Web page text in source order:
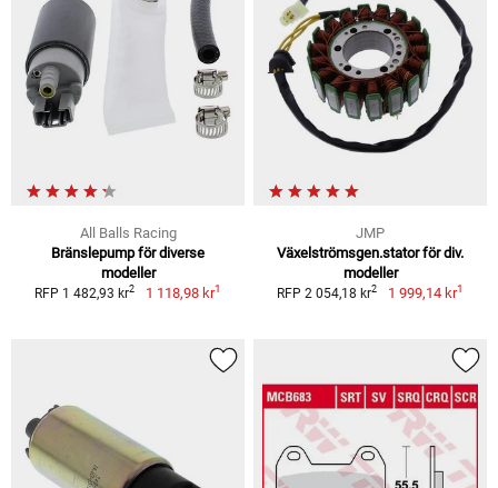
All Balls Racing
Bränslepump för diverse
modeller
RFP 1 482,93 kr2 1 118,98 kr1
JMP
Växelströmsgen.stator för div.
modeller
RFP 2 054,18 kr2 1 999,14 kr1